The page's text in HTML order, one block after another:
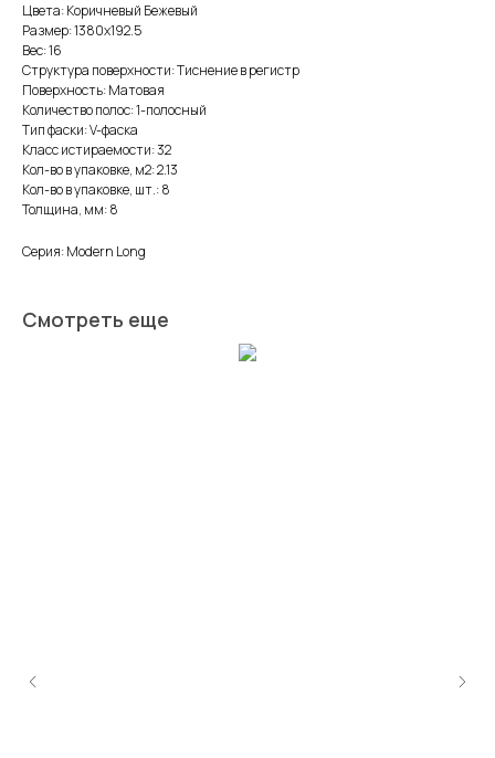
Цвета: Коричневый Бежевый
Размер: 1380х192.5
Вес: 16
Структура поверхности: Тиснение в регистр
Поверхность: Матовая
Количество полос: 1-полосный
Тип фаски: V-фаска
Класс истираемости: 32
Кол-во в упаковке, м2: 2.13
Кол-во в упаковке, шт.: 8
Толщина, мм: 8
Серия: Modern Long
Смотреть еще